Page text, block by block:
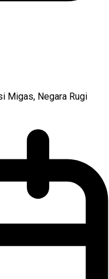
Migas, Negara Rugi